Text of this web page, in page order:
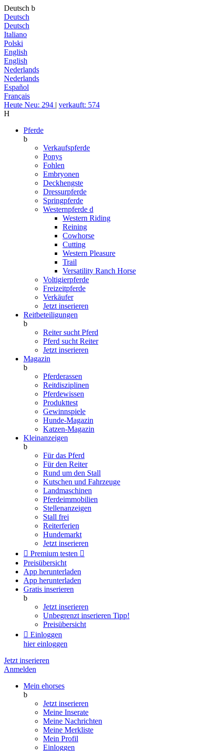
Deutsch b
Deutsch
Deutsch
Italiano
Polski
English
English
Nederlands
Nederlands
Español
Français
Heute Neu: 294 | verkauft: 574
H
Pferde
b
Verkaufspferde
Ponys
Fohlen
Embryonen
Deckhengste
Dressurpferde
Springpferde
Westernpferde d
Western Riding
Reining
Cowhorse
Cutting
Western Pleasure
Trail
Versatility Ranch Horse
Voltigierpferde
Freizeitpferde
Verkäufer
Jetzt inserieren
Reitbeteiligungen
b
Reiter sucht Pferd
Pferd sucht Reiter
Jetzt inserieren
Magazin
b
Pferderassen
Reitdisziplinen
Pferdewissen
Produkttest
Gewinnspiele
Hunde-Magazin
Katzen-Magazin
Kleinanzeigen
b
Für das Pferd
Für den Reiter
Rund um den Stall
Kutschen und Fahrzeuge
Landmaschinen
Pferdeimmobilien
Stellenanzeigen
Stall frei
Reiterferien
Hundemarkt
Jetzt inserieren
 Premium testen 
Preisübersicht
App herunterladen
App herunterladen
Gratis inserieren
b
Jetzt inserieren
Unbegrenzt inserieren Tipp!
Preisübersicht
 Einloggen
hier einloggen
Jetzt inserieren
Anmelden
Mein ehorses
b
Jetzt inserieren
Meine Inserate
Meine Nachrichten
Meine Merkliste
Mein Profil
Einloggen